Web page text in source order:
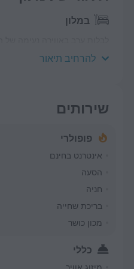
במלון
בעיר. Wi-Fi בחינם בשטח יעזור לך להישאר אונליין.להרחיב תיאור
שירותים
פופולרי
אינטרנט בחינם
הסעה
חניה
בריכת שחייה
מכון כושר
כללי